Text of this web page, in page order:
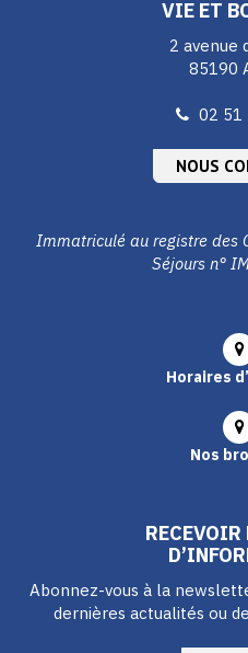
VIE ET
2 avenue
85190
02 51
NOUS
Immatriculé au registre des
Séjours n°
Horaires
Nos
Abonnez-vous à la
dernières actualités ou